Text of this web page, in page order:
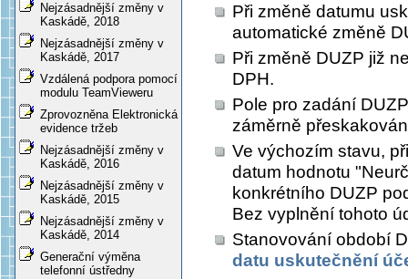
Nejzásadnější změny v
Kaskádě, 2018
Nejzásadnější změny v
Kaskádě, 2017
Vzdálená podpora pomocí
modulu TeamVieweru
Zprovozněna Elektronická
evidence tržeb
Nejzásadnější změny v
Kaskádě, 2016
Nejzásadnější změny v
Kaskádě, 2015
Nejzásadnější změny v
Kaskádě, 2014
Generační výměna
telefonní ústředny
Při změně datumu
automatické změně
Při změně DUZP již
DPH.
Pole pro zadání
záměrně
Ve výchozím stavu,
datum hodnotu
konkrétního DUZP
Bez vyplnění tohoto
Stanovování období
datu uskutečnění